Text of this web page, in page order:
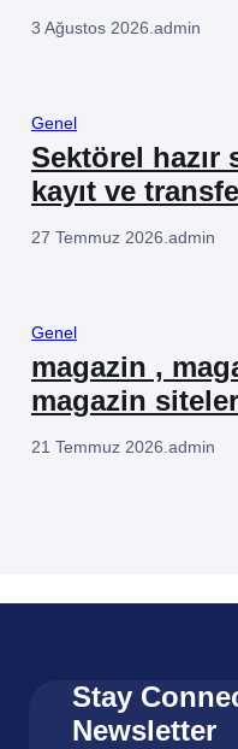
3 Ağustos 2026 admin
Genel
Sektörel hazır
kayıt ve
27 Temmuz 2026.admin
Genel
magazin ,
magazin
21 Temmuz 2026.admin
Stay
Newsletter